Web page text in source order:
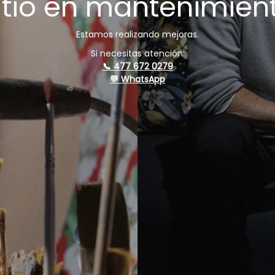
Estamos realizando mejoras.
Si necesitas atención:
📞 477 672 0279
💬 WhatsApp